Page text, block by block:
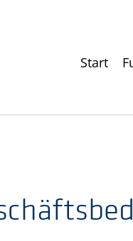
Start